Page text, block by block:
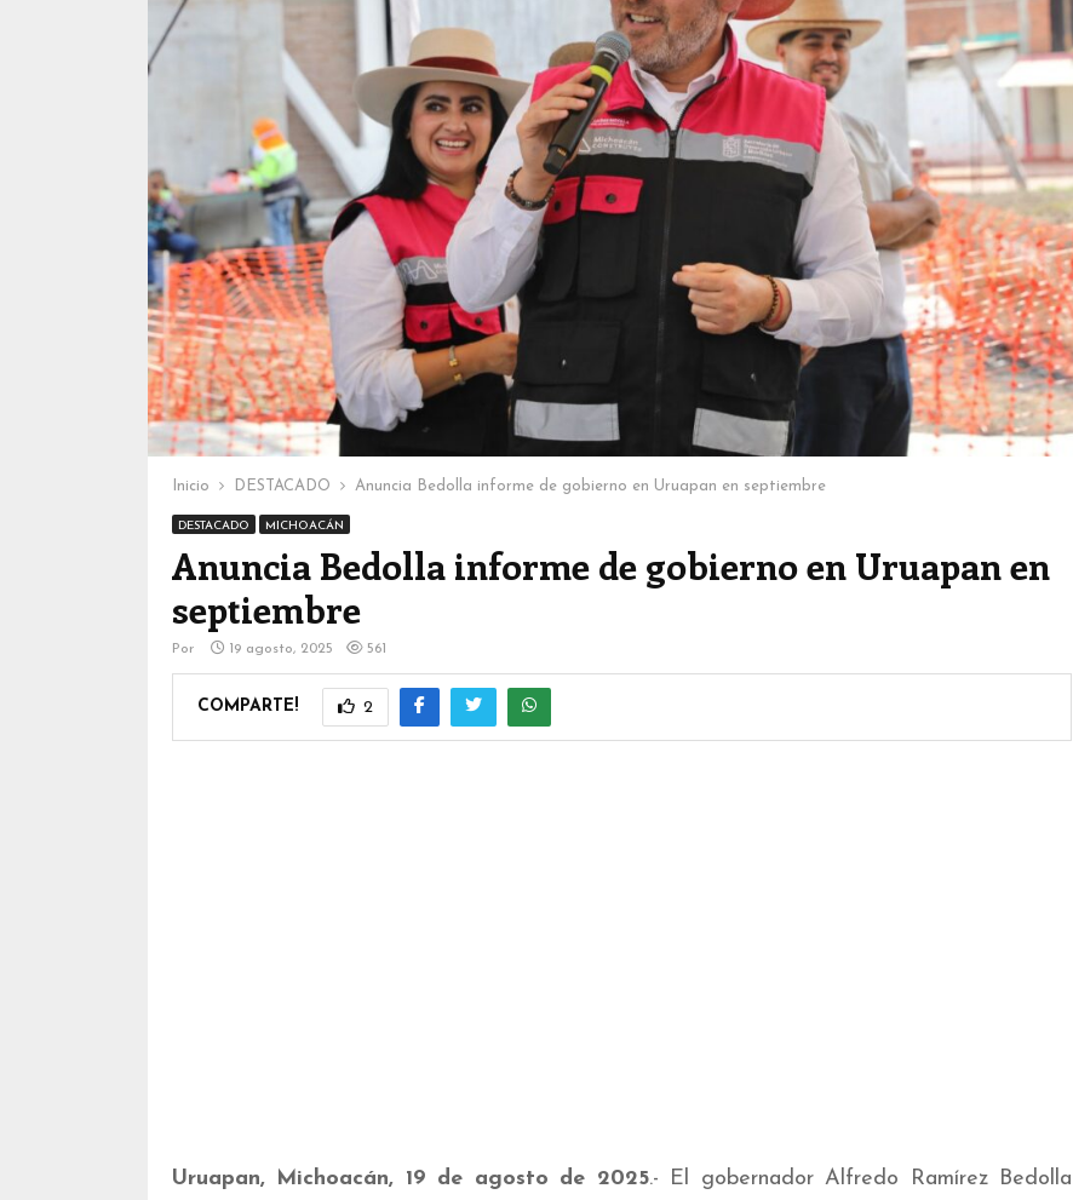
Inicio DESTACADO Anuncia Bedolla informe de gobierno en Uruapan en septiembre
DESTACADO MICHOACÁN
Anuncia Bedolla informe de gobierno en Uruapan en
septiembre
Por 19 agosto, 2025 561
COMPARTE! 2
Uruapan, Michoacán, 19 de agosto de 2025.- El gobernador Alfredo Ramírez Bedolla